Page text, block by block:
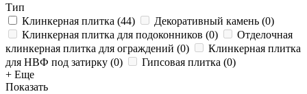
Тип
Клинкерная плитка (44) Декоративный камень (0)
Клинкерная плитка для подоконников (0)
Отделочная
клинкерная плитка для ограждений (0)
Клинкерная плитка
для НВФ под затирку (0) Гипсовая плитка (0)
+ Еще
Показать